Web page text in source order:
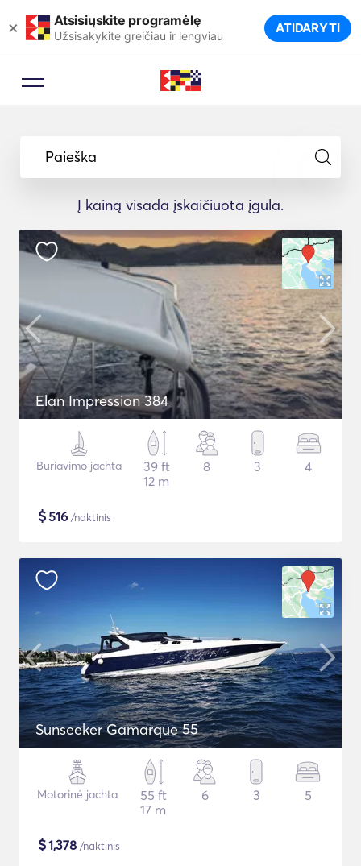
× Atsisiųskite programėlę
Užsisakykite greičiau ir lengviau ATIDARYTI
Paieška
Į kainą visada įskaičiuota įgula.
Elan Impression 384
Buriavimo jachta
39 ft
12 m
8 3 4
$516 /naktinis
Sunseeker Gamarque 55
Motorinė jachta
55 ft
17 m
6 3 5
$1,378 /naktinis